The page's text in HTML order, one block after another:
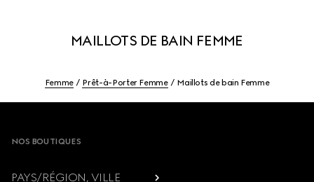
MAILLOTS DE BAIN FEMME
Femme Prêt-à-Porter Femme Maillots de bain Femme
NOS BOUTIQUES
PAYS/RÉGION, VILLE